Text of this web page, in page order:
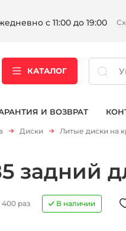
с 11:00 до 19:00
КАТАЛОГ
И ВОЗВРАТ
Диски Литые диски на
задний
раз В наличии